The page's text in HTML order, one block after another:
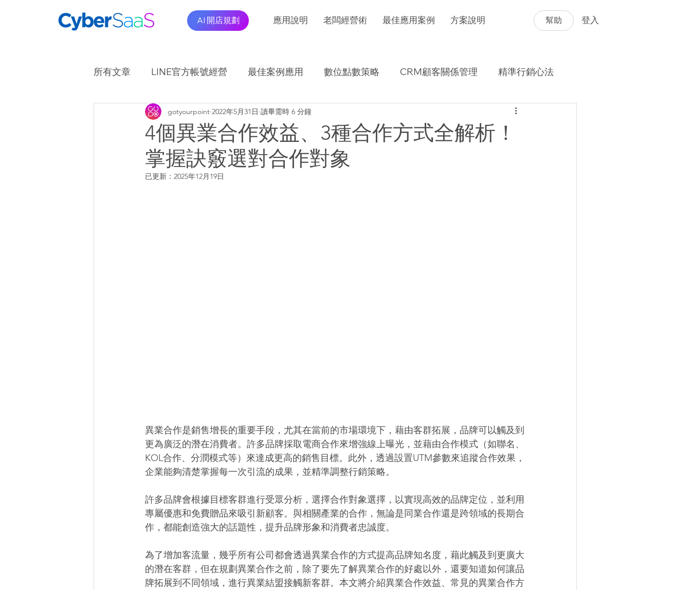
AI 開店規劃 應用說明 老闆經營術 最佳應用案例 方案說明 幫助 登入
所有文章 LINE官方帳號經營 最佳案例應用 數位點數策略 CRM顧客關係管理 精準行銷心法
OMO商圈應用實例 AI應用發展及趨勢 交易報表怎麼看
4個異業合作效益、3種合作方式全解析！
掌握訣竅選對合作對象
gotyourpoint 2022年5月31日 讀畢需時 6 分鐘
已更新： 2025年12月19日
異業合作是銷售增長的重要手段，尤其在當前的市場環境下，藉由客群拓展，品牌可以觸及到
更為廣泛的潛在消費者。許多品牌採取電商合作來增強線上曝光，並藉由合作模式（如聯名、
KOL合作、分潤模式等）來達成更高的銷售目標。此外，透過設置UTM參數來追蹤合作效果，
企業能夠清楚掌握每一次引流的成果，並精準調整行銷策略。
許多品牌會根據目標客群進行受眾分析，選擇合作對象選擇，以實現高效的品牌定位，並利用
專屬優惠和免費贈品來吸引新顧客。與相關產業的合作，無論是同業合作還是跨領域的長期合
作，都能創造強大的話題性，提升品牌形象和消費者忠誠度。
為了增加客流量，幾乎所有公司都會透過異業合作的方式提高品牌知名度，藉此觸及到更廣大
的潛在客群，但在規劃異業合作之前，除了要先了解異業合作的好處以外，還要知道如何讓品
牌拓展到不同領域，進行異業結盟接觸新客群。本文將介紹異業合作效益、常見的異業合作方